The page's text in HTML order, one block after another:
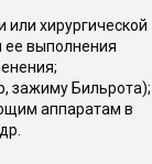
или хирургической
ее выполнения
зажиму Бильрота);
аппаратам в